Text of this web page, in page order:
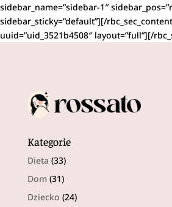
sidebar_name=”sidebar-1″
sidebar_sticky=”default”][/
uuid=”uid_3521b4508″ layout=”full”][/
Kategorie
Dieta (33)
Dom (31)
Dziecko (24)